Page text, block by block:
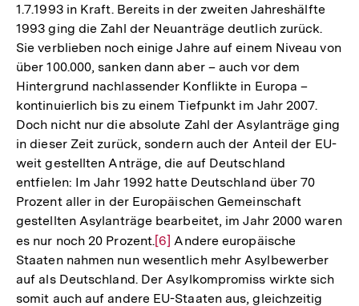
1.7.1993 in Kraft. Bereits in der zweiten Jahreshälfte
1993 ging die Zahl der Neuanträge deutlich zurück.
Sie verblieben noch einige Jahre auf einem Niveau von
über 100.000, sanken dann aber – auch vor dem
Hintergrund nachlassender Konflikte in Europa –
kontinuierlich bis zu einem Tiefpunkt im Jahr 2007.
Doch nicht nur die absolute Zahl der Asylanträge ging
in dieser Zeit zurück, sondern auch der Anteil der EU-
weit gestellten Anträge, die auf Deutschland
entfielen: Im Jahr 1992 hatte Deutschland über 70
Prozent aller in der Europäischen Gemeinschaft
gestellten Asylanträge bearbeitet, im Jahr 2000 waren
es nur noch 20 Prozent.Zur
Auflösung
der
Fußnote
[6] Andere europäische
Staaten nahmen nun wesentlich mehr Asylbewerber
auf als Deutschland. Der Asylkompromiss wirkte sich
somit auch auf andere EU-Staaten aus, gleichzeitig